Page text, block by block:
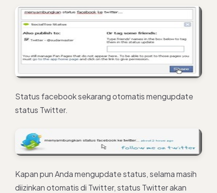
Status facebook sekarang otomatis mengupdate
status Twitter.
Kapan pun Anda mengupdate status, selama masih
diizinkan otomatis di Twitter, status Twitter akan